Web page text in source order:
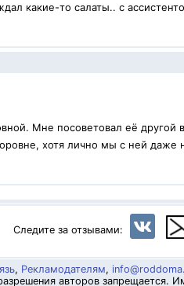
какие-то салаты.. с
Мне посоветовал её
хотя лично мы с ней даже
Следите за отзывами:
, Рекламодателям,
авторов запрещается.